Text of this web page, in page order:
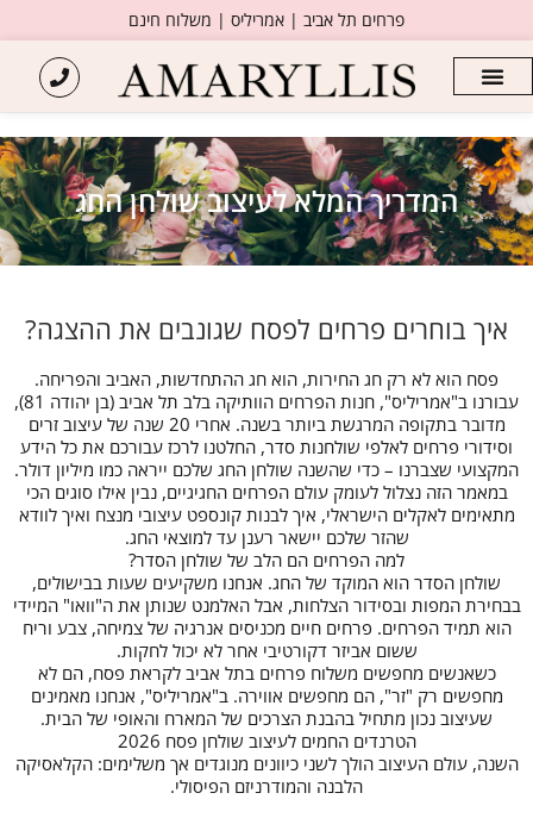
פרחים תל אביב | אמריליס | משלוח חינם
המדריך המלא לעיצוב שולחן החג
איך בוחרים פרחים לפסח שגונבים את ההצגה?
פסח הוא לא רק חג החירות, הוא חג ההתחדשות, האביב והפריחה.
עבורנו ב"אמריליס", חנות הפרחים הוותיקה בלב תל אביב (בן יהודה 81),
מדובר בתקופה המרגשת ביותר בשנה. אחרי 20 שנה של עיצוב זרים
וסידורי פרחים לאלפי שולחנות סדר, החלטנו לרכז עבורכם את כל הידע
המקצועי שצברנו – כדי שהשנה שולחן החג שלכם ייראה כמו מיליון דולר.
במאמר הזה נצלול לעומק עולם הפרחים החגיגיים, נבין אילו סוגים הכי
מתאימים לאקלים הישראלי, איך לבנות קונספט עיצובי מנצח ואיך לוודא
שהזר שלכם יישאר רענן עד למוצאי החג.
למה הפרחים הם הלב של שולחן הסדר?
שולחן הסדר הוא המוקד של החג. אנחנו משקיעים שעות בבישולים,
בבחירת המפות ובסידור הצלחות, אבל האלמנט שנותן את ה"וואו" המיידי
הוא תמיד הפרחים. פרחים חיים מכניסים אנרגיה של צמיחה, צבע וריח
ששום אביזר דקורטיבי אחר לא יכול לחקות.
כשאנשים מחפשים משלוח פרחים בתל אביב לקראת פסח, הם לא
מחפשים רק "זר", הם מחפשים אווירה. ב"אמריליס", אנחנו מאמינים
שעיצוב נכון מתחיל בהבנת הצרכים של המארח והאופי של הבית.
הטרנדים החמים לעיצוב שולחן פסח 2026
השנה, עולם העיצוב הולך לשני כיוונים מנוגדים אך משלימים: הקלאסיקה
הלבנה והמודרניזם הפיסולי.